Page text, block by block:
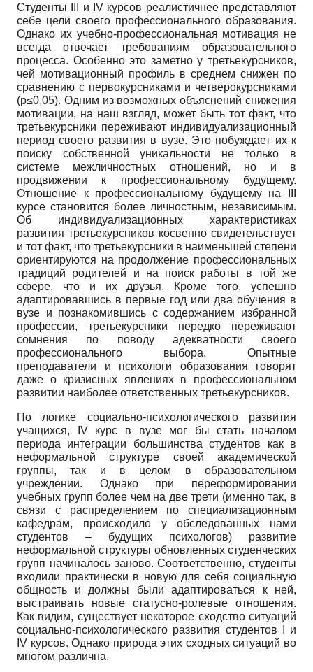
Студенты III и IV курсов реалистичнее представляют
себе цели своего профессионального образования.
Однако их учебно-профессиональная мотивация не
всегда отвечает требованиям образовательного
процесса. Особенно это заметно у третьекурсников,
чей мотивационный профиль в среднем снижен по
сравнению с первокурсниками и четверокурсниками
(р≤0,05). Одним из возможных объяснений снижения
мотивации, на наш взгляд, может быть тот факт, что
третьекурсники переживают индивидуализационный
период своего развития в вузе. Это побуждает их к
поиску собственной уникальности не только в
системе межличностных отношений, но и в
продвижении к профессиональному будущему.
Отношение к профессиональному будущему на III
курсе становится более личностным, независимым.
Об индивидуализационных характеристиках
развития третьекурсников косвенно свидетельствует
и тот факт, что третьекурсники в наименьшей степени
ориентируются на продолжение профессиональных
традиций родителей и на поиск работы в той же
сфере, что и их друзья. Кроме того, успешно
адаптировавшись в первые год или два обучения в
вузе и познакомившись с содержанием избранной
профессии, третьекурсники нередко переживают
сомнения по поводу адекватности своего
профессионального выбора. Опытные
преподаватели и психологи образования говорят
даже о кризисных явлениях в профессиональном
развитии наиболее ответственных третьекурсников.
По логике социально-психологического развития
учащихся, IV курс в вузе мог бы стать началом
периода интеграции большинства студентов как в
неформальной структуре своей академической
группы, так и в целом в образовательном
учреждении. Однако при переформировании
учебных групп более чем на две трети (именно так, в
связи с распределением по специализационным
кафедрам, происходило у обследованных нами
студентов – будущих психологов) развитие
неформальной структуры обновленных студенческих
групп начиналось заново. Соответственно, студенты
входили практически в новую для себя социальную
общность и должны были адаптироваться к ней,
выстраивать новые статусно-ролевые отношения.
Как видим, существует некоторое сходство ситуаций
социально-психологического развития студентов I и
IV курсов. Однако природа этих сходных ситуаций во
многом различна.